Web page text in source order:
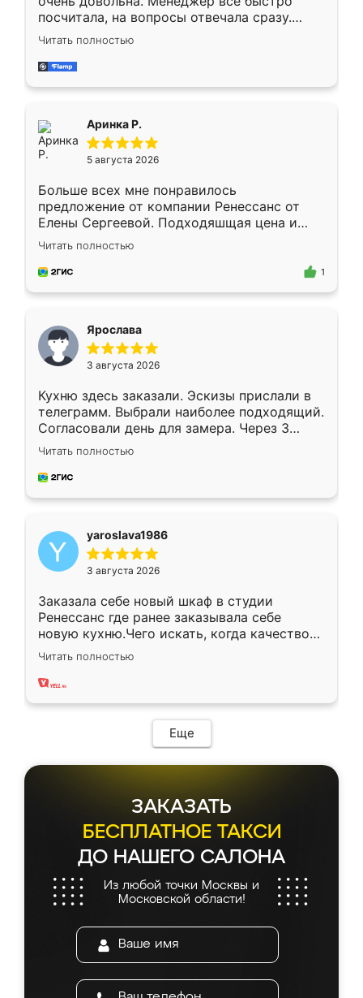
посчитала, на вопросы отвечала сразу.
Замерщик приехал в субботу, подошёл к
делу со всей ответственностью. Собрали
за день, ребята работали аккуратно, даже
Читать полностью
Аринка Р.
5 августа 2026
Больше всех мне понравилось
предложение от компании Ренессанс от
Елены Сергеевой. Подходяшщая цена и
короткие сроки изготовления. Приехавший
для замера сотрудник Владислав
предложил по моему эскизу самый
Читать полностью
1
Ярослава
3 августа 2026
Кухню здесь заказали. Эскизы прислали в
телеграмм. Выбрали наиболее подходящий.
Согласовали день для замера. Через 3
недели кухня была уже готова. Остались
довольны работой. Спасибо Ренессанс
мебель за качественную работу!
Читать полностью
yaroslava1986
3 августа 2026
Заказала себе новый шкаф в студии
Ренессанс где ранее заказывала себе
новую кухню.Чего искать, когда качеством
вполне довольна. Служит кухня уже почти
два года, нареканий нет.
Читать полностью
Еще
ЗАКАЗАТЬ
БЕСПЛАТНОЕ ТАКСИ
ДО НАШЕГО САЛОНА
Из любой точки Москвы и
Московской области!